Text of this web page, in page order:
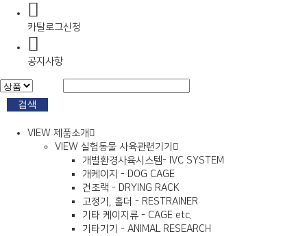
카탈로그신청
공지사항
검색
VIEW 제품소개
VIEW 실험동물 사육관련기기
개별환경사육시스템- IVC SYSTEM
개케이지 - DOG CAGE
건조랙 - DRYING RACK
고정기, 홀더 - RESTRAINER
기타 케이지류 - CAGE etc.
기타기기 - ANIMAL RESEARCH